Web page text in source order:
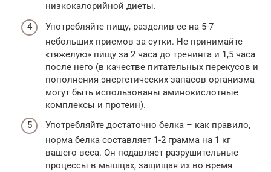
низкокалорийной диеты.
Употребляйте пищу, разделив ее на 5-7
небольших приемов за сутки. Не принимайте
«тяжелую» пищу за 2 часа до тренинга и 1,5 часа
после него (в качестве питательных перекусов и
пополнения энергетических запасов организма
могут быть использованы аминокислотные
комплексы и протеин).
Употребляйте достаточно белка – как правило,
норма белка составляет 1-2 грамма на 1 кг
вашего веса. Он подавляет разрушительные
процессы в мышцах, защищая их во время